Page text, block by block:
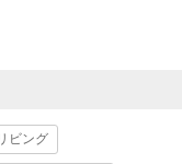
リビング